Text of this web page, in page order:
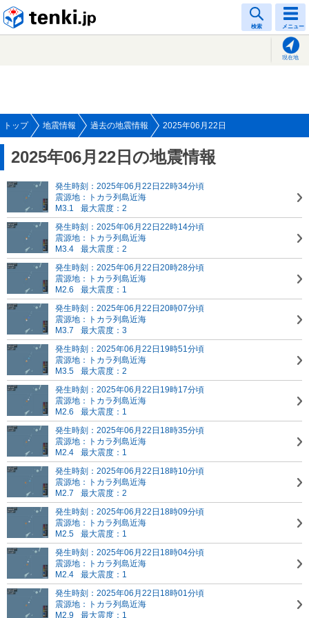
検索 メニュー
現在地
トップ 地震情報 過去の地震情報 2025年06月22日
2025年06月22日の地震情報
発生時刻：2025年06月22日22時34分頃
震源地：トカラ列島近海
M3.1
最大震度：2
発生時刻：2025年06月22日22時14分頃
震源地：トカラ列島近海
M3.4
最大震度：2
発生時刻：2025年06月22日20時28分頃
震源地：トカラ列島近海
M2.6
最大震度：1
発生時刻：2025年06月22日20時07分頃
震源地：トカラ列島近海
M3.7
最大震度：3
発生時刻：2025年06月22日19時51分頃
震源地：トカラ列島近海
M3.5
最大震度：2
発生時刻：2025年06月22日19時17分頃
震源地：トカラ列島近海
M2.6
最大震度：1
発生時刻：2025年06月22日18時35分頃
震源地：トカラ列島近海
M2.4
最大震度：1
発生時刻：2025年06月22日18時10分頃
震源地：トカラ列島近海
M2.7
最大震度：2
発生時刻：2025年06月22日18時09分頃
震源地：トカラ列島近海
M2.5
最大震度：1
発生時刻：2025年06月22日18時04分頃
震源地：トカラ列島近海
M2.4
最大震度：1
発生時刻：2025年06月22日18時01分頃
震源地：トカラ列島近海
M2.9
最大震度：1